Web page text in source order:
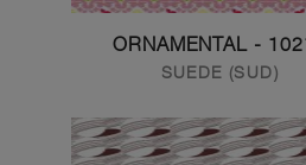
10212 -
SUEDE (SUD)